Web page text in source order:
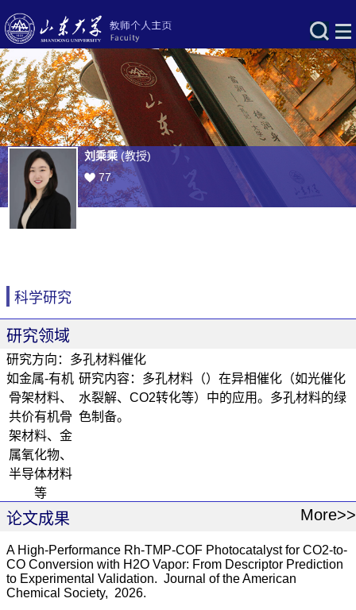
刘乘乘(教授)
77
科学研究
研究领域
研究方向：多孔材料催化
研究内容：多孔材料（
如金属-有机
骨架材料、
共价有机骨
架材料、金
属氧化物、
半导体材料
等
）在异相催化（如光催化
水裂解、CO2转化等）中的应用。多孔材料的绿
色制备。
论文成果 More>>
A High-Performance Rh-TMP-COF Photocatalyst for CO2‑to-
CO Conversion with H2O Vapor: From Descriptor Prediction
to Experimental Validation. Journal of the American
Chemical Society, 2026.